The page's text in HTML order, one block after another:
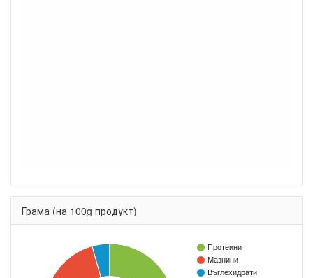
Грама (на 100g продукт)
Протеини
Мазнини
Въглехидрати